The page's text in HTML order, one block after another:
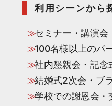
利用シーンから
セミナー・講演会
100名様以上のパ
社内懇親会・記念
結婚式2次会・ブ
学校での謝恩会・